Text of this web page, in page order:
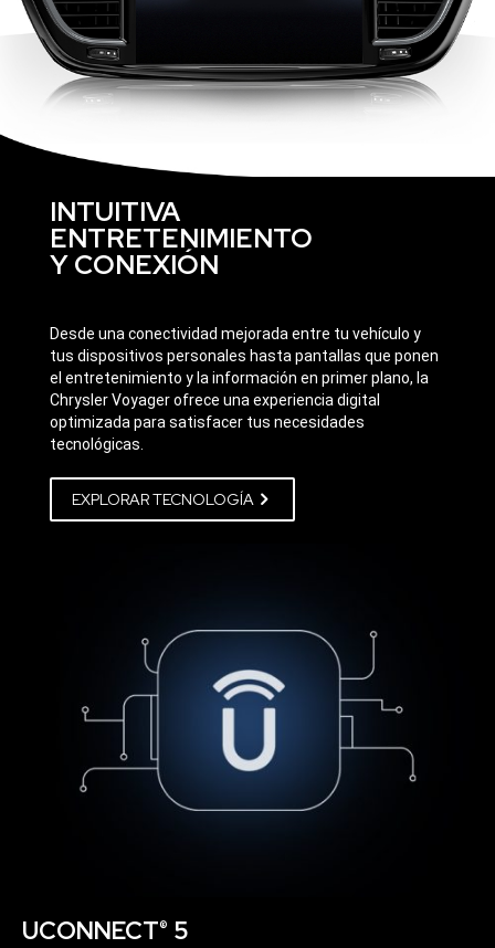
INTUITIVA
ENTRETENIMIENTO
Y CONEXIÓN
Desde una conectividad mejorada entre tu vehículo y
tus dispositivos personales hasta pantallas que ponen
el entretenimiento y la información en primer plano, la
Chrysler Voyager ofrece una experiencia digital
optimizada para satisfacer tus necesidades
tecnológicas.
EXPLORAR TECNOLOGÍA
UCONNECT® 5